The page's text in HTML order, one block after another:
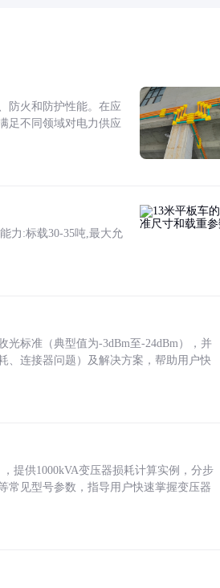
防火和防护性能。在应
足不同领域对电力供应
力:标载30-35吨,最大允
标准（典型值为-3dBm至-24dBm），并
、连接器问题）及解决方案，帮助用户快
提供1000kVA变压器损耗计算实例，分步
常见型号参数，指导用户快速掌握变压器